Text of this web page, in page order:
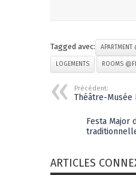
Tagged avec: APARTMENT
LOGEMENTS ROOMS
Précédent:
Théâtre-Musée
Festa Major
ARTICLES